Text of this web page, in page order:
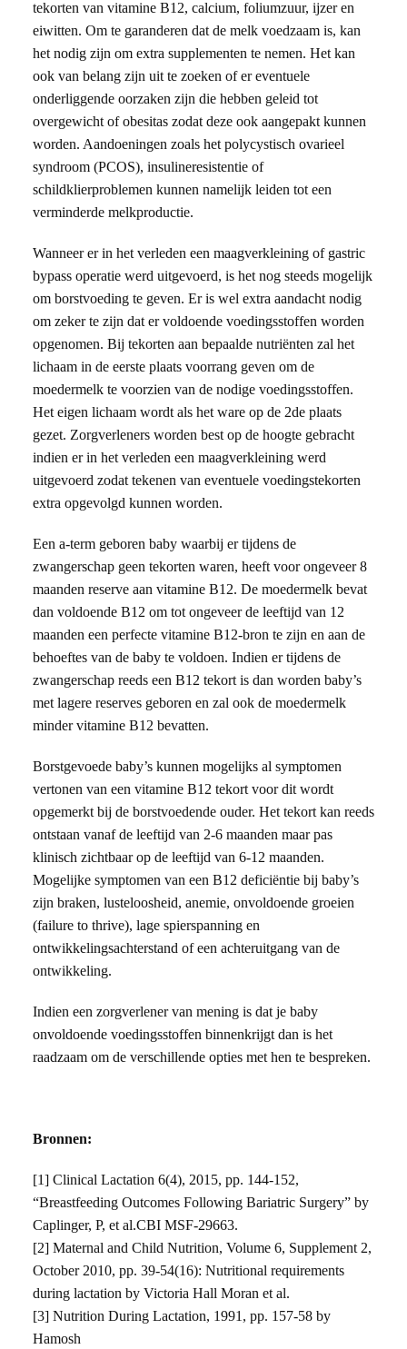
tekorten van vitamine B12, calcium, foliumzuur, ijzer en
eiwitten. Om te garanderen dat de melk voedzaam is, kan
het nodig zijn om extra supplementen te nemen. Het kan
ook van belang zijn uit te zoeken of er eventuele
onderliggende oorzaken zijn die hebben geleid tot
overgewicht of obesitas zodat deze ook aangepakt kunnen
worden. Aandoeningen zoals het polycystisch ovarieel
syndroom (PCOS), insulineresistentie of
schildklierproblemen kunnen namelijk leiden tot een
verminderde melkproductie.
Wanneer er in het verleden een maagverkleining of gastric
bypass operatie werd uitgevoerd, is het nog steeds mogelijk
om borstvoeding te geven. Er is wel extra aandacht nodig
om zeker te zijn dat er voldoende voedingsstoffen worden
opgenomen. Bij tekorten aan bepaalde nutriënten zal het
lichaam in de eerste plaats voorrang geven om de
moedermelk te voorzien van de nodige voedingsstoffen.
Het eigen lichaam wordt als het ware op de 2deplaats
gezet. Zorgverleners worden best op de hoogte gebracht
indien er in het verleden een maagverkleining werd
uitgevoerd zodat tekenen van eventuele voedingstekorten
extra opgevolgd kunnen worden.
Een a-term geboren baby waarbij er tijdens de
zwangerschap geen tekorten waren, heeft voor ongeveer 8
maanden reserve aan vitamine B12. De moedermelk bevat
dan voldoende B12 om tot ongeveer de leeftijd van 12
maanden een perfecte vitamine B12-bron te zijn en aan de
behoeftes van de baby te voldoen. Indien er tijdens de
zwangerschap reeds een B12 tekort is dan worden baby’s
met lagere reserves geboren en zal ook de moedermelk
minder vitamine B12 bevatten.
Borstgevoede baby’s kunnen mogelijks al symptomen
vertonen van een vitamine B12 tekort voor dit wordt
opgemerkt bij de borstvoedende ouder. Het tekort kan reeds
ontstaan vanaf de leeftijd van 2-6 maanden maar pas
klinisch zichtbaar op de leeftijd van 6-12 maanden.
Mogelijke symptomen van een B12 deficiëntie bij baby’s
zijn braken, lusteloosheid, anemie, onvoldoende groeien
(failure to thrive), lage spierspanning en
ontwikkelingsachterstand of een achteruitgang van de
ontwikkeling.
Indien een zorgverlener van mening is dat je baby
onvoldoende voedingsstoffen binnenkrijgt dan is het
raadzaam om de verschillende opties met hen te bespreken.
Bronnen:
[1] Clinical Lactation 6(4), 2015, pp. 144-152,
“Breastfeeding Outcomes Following Bariatric Surgery” by
Caplinger, P, et al.CBI MSF-29663.
[2] Maternal and Child Nutrition, Volume 6, Supplement 2,
October 2010, pp. 39-54(16): Nutritional requirements
during lactation by Victoria Hall Moran et al.
[3] Nutrition During Lactation, 1991, pp. 157-58 by
Hamosh